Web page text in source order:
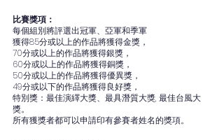
比賽獎項：
每個組別將評選出冠軍、亞軍和季軍
獲得85分或以上的作品將獲得金獎，
70分或以上的作品將獲得銀獎，
60分或以上的作品將獲得銅獎，
50分或以上的作品將獲得優異獎，
49分或以下的作品將獲得良好獎，
特別獎：最佳演繹大獎、最具潛質大獎, 最佳台風大
獎。
所有獲獎者都可以申請印有參賽者姓名的獎項。